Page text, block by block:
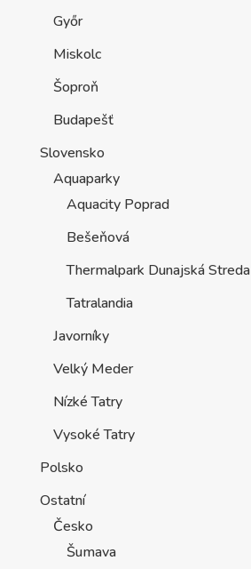
Győr
Miskolc
Šoproň
Budapešť
Slovensko
Aquaparky
Aquacity Poprad
Bešeňová
Thermalpark Dunajská Streda
Tatralandia
Javorníky
Velký Meder
Nízké Tatry
Vysoké Tatry
Polsko
Ostatní
Česko
Šumava